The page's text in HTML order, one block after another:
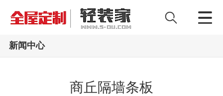
新闻中心
商丘隔墙条板